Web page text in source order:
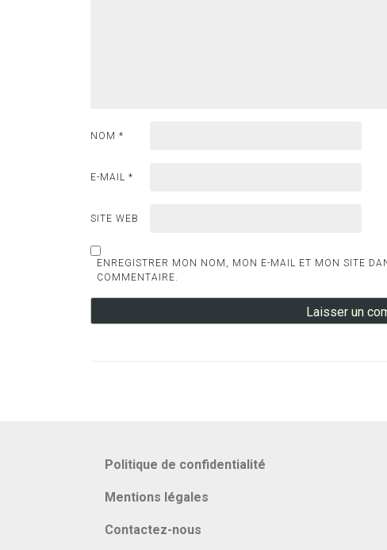
NOM *
E-MAIL *
SITE WEB
ENREGISTRER MON NOM, MON E-MAIL ET MON SITE
COMMENTAIRE.
Politique de confidentialité
Mentions légales
Contactez-nous